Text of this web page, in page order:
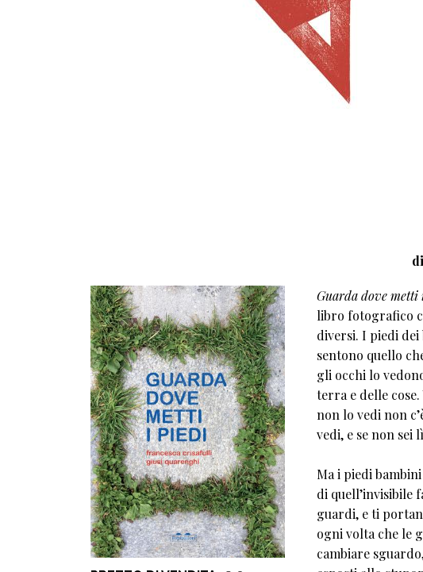
di
Guarda dove
libro fotografico
diversi. I piedi
sentono quello
gli occhi lo
terra e delle cose.
non lo vedi non
vedi, e se non sei
Ma i piedi
di quell’invisibile
guardi, e ti
ogni volta che le
cambiare